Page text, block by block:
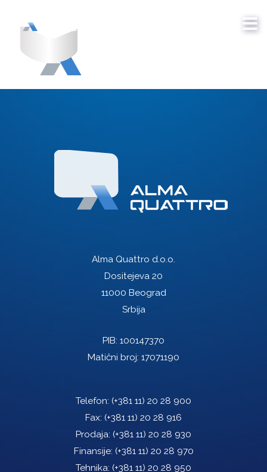
Alma Quattro d.o.o.
Dositejeva 20
11000 Beograd
Srbija
PIB: 100147370
Matični broj: 17071190
Telefon: (+381 11) 20 28 900
Fax: (+381 11) 20 28 916
Prodaja: (+381 11) 20 28 930
Finansije: (+381 11) 20 28 970
Tehnika: (+381 11) 20 28 950